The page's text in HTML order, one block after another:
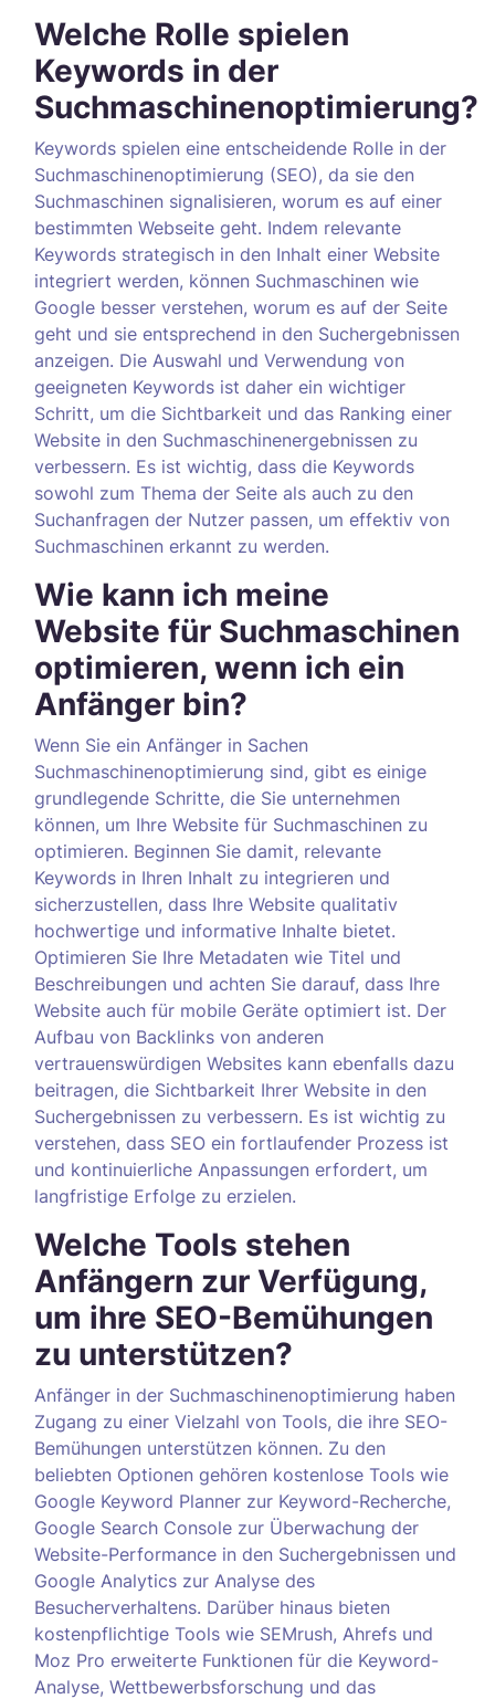
Welche Rolle spielen
Keywords in der
Suchmaschinenoptimierung?
Keywords spielen eine entscheidende Rolle in der
Suchmaschinenoptimierung (SEO), da sie den
Suchmaschinen signalisieren, worum es auf einer
bestimmten Webseite geht. Indem relevante
Keywords strategisch in den Inhalt einer Website
integriert werden, können Suchmaschinen wie
Google besser verstehen, worum es auf der Seite
geht und sie entsprechend in den Suchergebnissen
anzeigen. Die Auswahl und Verwendung von
geeigneten Keywords ist daher ein wichtiger
Schritt, um die Sichtbarkeit und das Ranking einer
Website in den Suchmaschinenergebnissen zu
verbessern. Es ist wichtig, dass die Keywords
sowohl zum Thema der Seite als auch zu den
Suchanfragen der Nutzer passen, um effektiv von
Suchmaschinen erkannt zu werden.
Wie kann ich meine
Website für Suchmaschinen
optimieren, wenn ich ein
Anfänger bin?
Wenn Sie ein Anfänger in Sachen
Suchmaschinenoptimierung sind, gibt es einige
grundlegende Schritte, die Sie unternehmen
können, um Ihre Website für Suchmaschinen zu
optimieren. Beginnen Sie damit, relevante
Keywords in Ihren Inhalt zu integrieren und
sicherzustellen, dass Ihre Website qualitativ
hochwertige und informative Inhalte bietet.
Optimieren Sie Ihre Metadaten wie Titel und
Beschreibungen und achten Sie darauf, dass Ihre
Website auch für mobile Geräte optimiert ist. Der
Aufbau von Backlinks von anderen
vertrauenswürdigen Websites kann ebenfalls dazu
beitragen, die Sichtbarkeit Ihrer Website in den
Suchergebnissen zu verbessern. Es ist wichtig zu
verstehen, dass SEO ein fortlaufender Prozess ist
und kontinuierliche Anpassungen erfordert, um
langfristige Erfolge zu erzielen.
Welche Tools stehen
Anfängern zur Verfügung,
um ihre SEO-Bemühungen
zu unterstützen?
Anfänger in der Suchmaschinenoptimierung haben
Zugang zu einer Vielzahl von Tools, die ihre SEO-
Bemühungen unterstützen können. Zu den
beliebten Optionen gehören kostenlose Tools wie
Google Keyword Planner zur Keyword-Recherche,
Google Search Console zur Überwachung der
Website-Performance in den Suchergebnissen und
Google Analytics zur Analyse des
Besucherverhaltens. Darüber hinaus bieten
kostenpflichtige Tools wie SEMrush, Ahrefs und
Moz Pro erweiterte Funktionen für die Keyword-
Analyse, Wettbewerbsforschung und das